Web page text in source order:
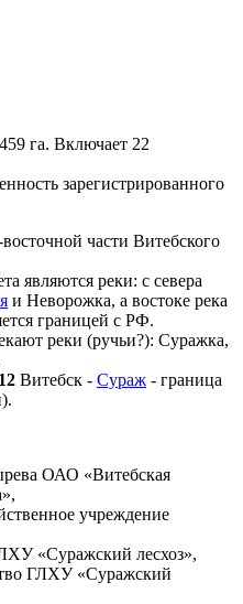
га. Включает 22
зарегистрированного
части Витебского
являются реки: с севера
и Неворожка, а востоке река
границей с РФ.
реки (ручьи?): Суражка,
Витебск - Сураж - граница
ОАО «Витебская
учреждение
«Суражский лесхоз»,
ГЛХУ «Суражский